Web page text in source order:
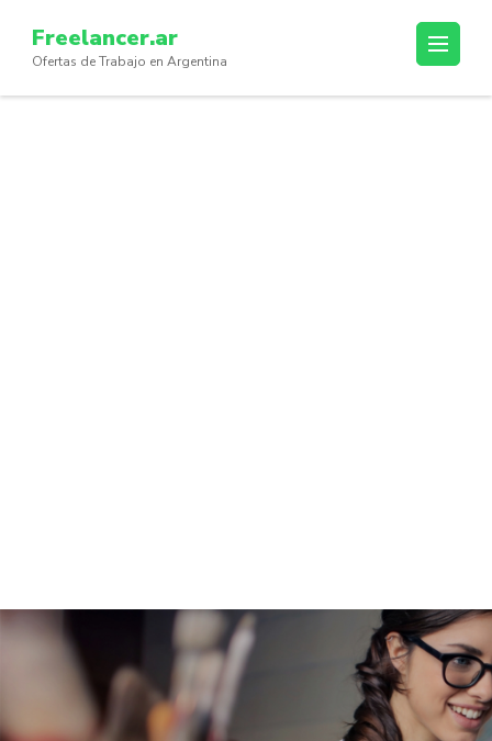
content
(Press
Freelancer.ar
Ofertas de Trabajo en Argentina